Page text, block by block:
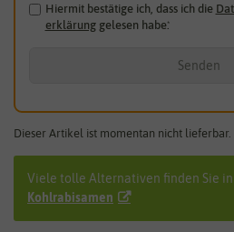
Hiermit bestätige ich, dass ich die
erklärunggelesen habe.*
Senden
Dieser Artikel ist momentan nicht lieferbar.
Viele tolle Alternativen finden Sie
Kohlrabisamen